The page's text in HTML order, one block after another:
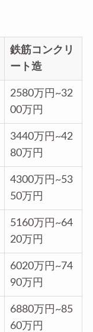
鉄筋コンクリ
ート造
2580万円~32
00万円
3440万円~42
80万円
4300万円~53
50万円
5160万円~64
20万円
6020万円~74
90万円
6880万円~85
60万円